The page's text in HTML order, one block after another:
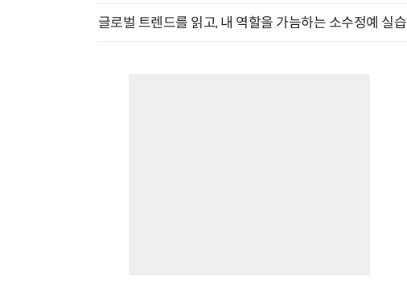
글로벌 트렌드를 읽고, 내 역할을 가늠하는 소수정예 실